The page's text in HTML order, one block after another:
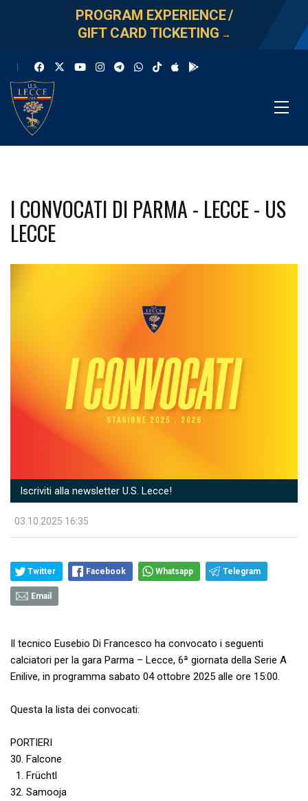
PROGRAM EXPERIENCE/
GIFT CARD TICKETING →
I CONVOCATI DI PARMA - LECCE - US
LECCE
Iscriviti alla newsletter U.S. Lecce!
03.10.2025 16:35
Twitter Facebook Whatsapp Telegram
Email
Il tecnico Eusebio Di Francesco ha convocato i seguenti
calciatori per la gara Parma – Lecce, 6ª giornata della Serie A
Enilive, in programma sabato 04 ottobre 2025 alle ore 15:00.
Questa la lista dei convocati:
PORTIERI
30. Falcone
1. Früchtl
32. Samooja